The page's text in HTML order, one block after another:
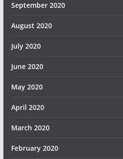
September 2020
August 2020
July 2020
June 2020
May 2020
April 2020
March 2020
February 2020